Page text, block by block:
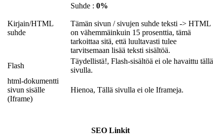
Kirjain/HTML
suhde
Suhde : 0%
Tämän sivun / sivujen suhde teksti -> HTML
on vähemmäinkuin 15 prosenttia, tämä
tarkoittaa sitä, että luultavasti tulee
tarvitsemaan lisää teksti sisältöä.
Flash
Täydellistä!, Flash-sisältöä ei ole havaittu tällä
sivulla.
html-dokumentti
sivun sisälle
(Iframe)
Hienoa, Tällä sivulla ei ole Iframeja.
SEO Linkit